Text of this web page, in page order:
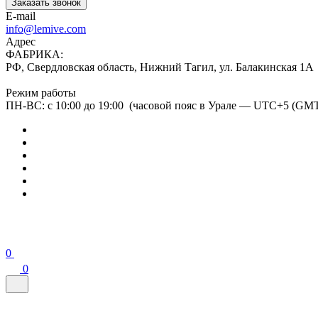
Заказать звонок
E-mail
info@lemive.com
Адрес
ФАБРИКА:
РФ, Свердловская область, Нижний Тагил, ул. Балакинская 1А
Режим работы
ПН-ВС: с 10:00 до 19:00 (часовой пояс в Урале — UTC+5
0
0